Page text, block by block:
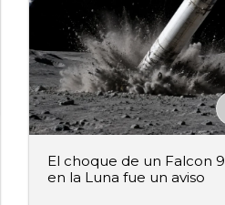
El choque de un Falcon 9
en la Luna fue un aviso